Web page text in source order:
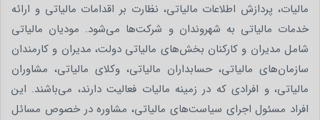
مالیات، پردازش اطلاعات مالیاتی، نظارت بر اقدامات مالیاتی و ارائه
خدمات مالیاتی به شهروندان و شرکت‌ها می‌شود. مودیان مالیاتی
شامل مدیران و کارکنان بخش‌های مالیاتی دولت، مدیران و کارمندان
سازمان‌های مالیاتی، حسابداران مالیاتی، وکلای مالیاتی، مشاوران
مالیاتی، و افرادی که در زمینه مالیات فعالیت دارند، می‌باشند. این
افراد مسئول اجرای سیاست‌های مالیاتی، مشاوره در خصوص مسائل